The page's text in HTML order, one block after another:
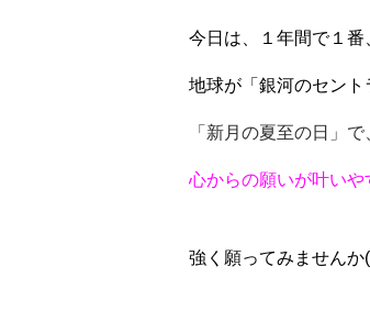
今日は、１年間で１番
地球が「銀河のセン
「新月の夏至の日」
心からの願いが叶いや
強く願ってみませ